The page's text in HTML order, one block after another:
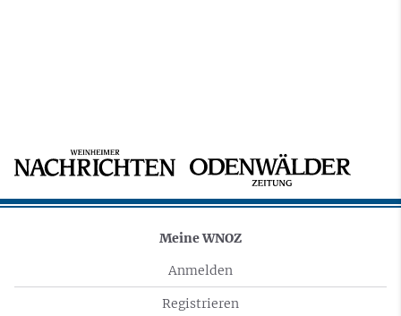
Meine WNOZ
Anmelden
Registrieren